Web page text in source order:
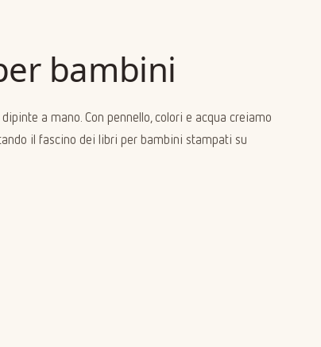
bambini
a mano. Con pennello, colori e acqua creiamo
il fascino dei libri per bambini stampati su